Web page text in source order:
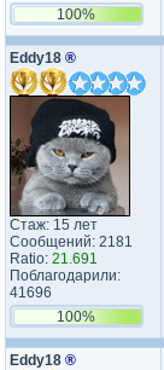
100%
Eddy18 ®
Стаж: 15 лет
Сообщений: 2181
Ratio: 21.691
Поблагодарили:
41696
100%
Eddy18 ®